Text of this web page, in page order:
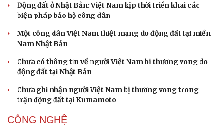
Động đất ở Nhật Bản: Việt Nam kịp thời triển khai các
biện pháp bảo hộ công dân
Một công dân Việt Nam thiệt mạng do động đất tại miền
Nam Nhật Bản
Chưa có thông tin về người Việt Nam bị thương vong do
động đất tại Nhật Bản
Chưa ghi nhận người Việt Nam bị thương vong trong
trận động đất tại Kumamoto
CÔNG NGHỆ